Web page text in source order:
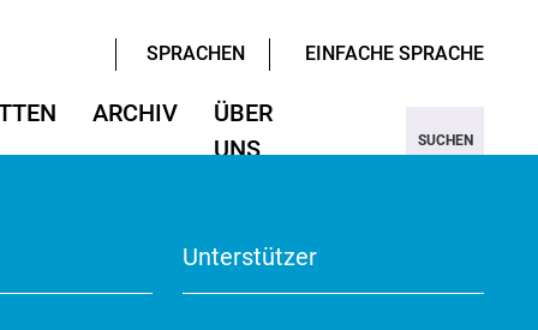
SPRACHEN EINFACHE SPRACHE
ARCHIV
ÜBER
UNS
Unterstützer
SUCHEN